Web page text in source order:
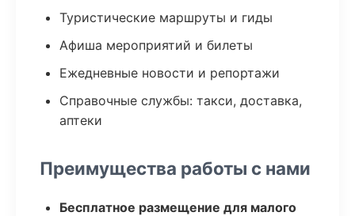
Туристические маршруты и гиды
Афиша мероприятий и билеты
Ежедневные новости и репортажи
Справочные службы: такси, доставка,
аптеки
Преимущества работы с нами
Бесплатное размещение для малого